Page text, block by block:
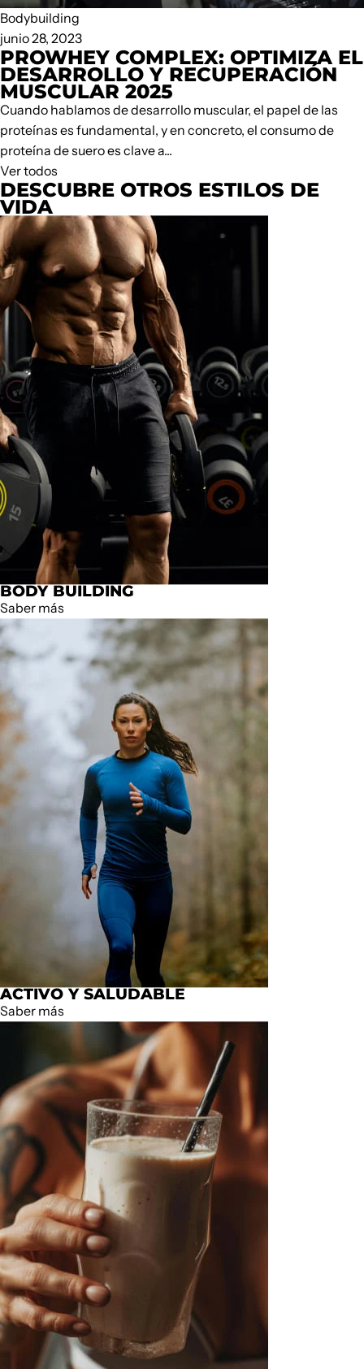
Bodybuilding
junio 28, 2023
PROWHEY COMPLEX: OPTIMIZA EL
DESARROLLO Y RECUPERACIÓN
MUSCULAR 2025
Cuando hablamos de desarrollo muscular, el papel de las
proteínas es fundamental, y en concreto, el consumo de
proteína de suero es clave a...
Ver todos
DESCUBRE OTROS ESTILOS DE
VIDA
BODY BUILDING
Saber más
ACTIVO Y SALUDABLE
Saber más